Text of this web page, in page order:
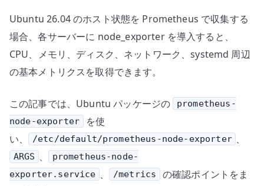
Ubuntu 26.04 のホスト状態を Prometheus で収集する
場合、各サーバーに node_exporter を導入すると、
CPU、メモリ、ディスク、ネットワーク、systemd 周辺
の基本メトリクスを取得できます。
この記事では、Ubuntu パッケージの
prometheus-
node-exporter
を使
い、
/etc/default/prometheus-node-exporter 、
ARGS 、
prometheus-node-
exporter.service 、 /metrics
の確認ポイントをま